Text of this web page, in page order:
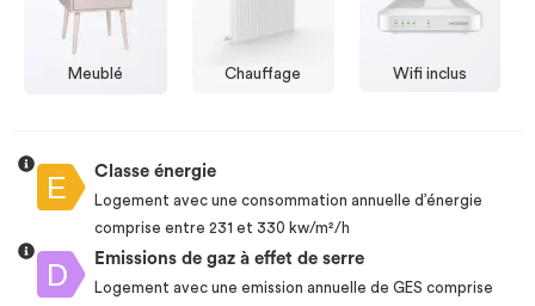
Meublé Chauffage Wifi inclus
Classe énergie
Logement avec une consommation annuelle d’énergie
comprise entre 231 et 330 kw/m²/h
Emissions de gaz à effet de serre
Logement avec une emission annuelle de GES comprise